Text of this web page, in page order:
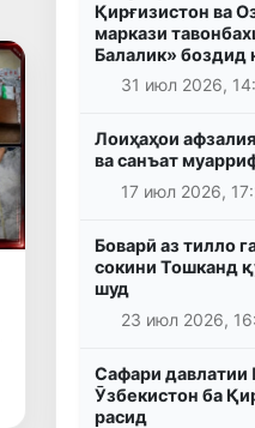
Қирғизистон ва
маркази
Балалик» боздид
31 июл 2026,
Лоиҳаҳои
ва санъат
17 июл 2026,
Боварӣ аз тилло
сокини Тошканд
шуд
23 июл 2026,
Сафари давлатии
Ӯзбекистон ба
расид